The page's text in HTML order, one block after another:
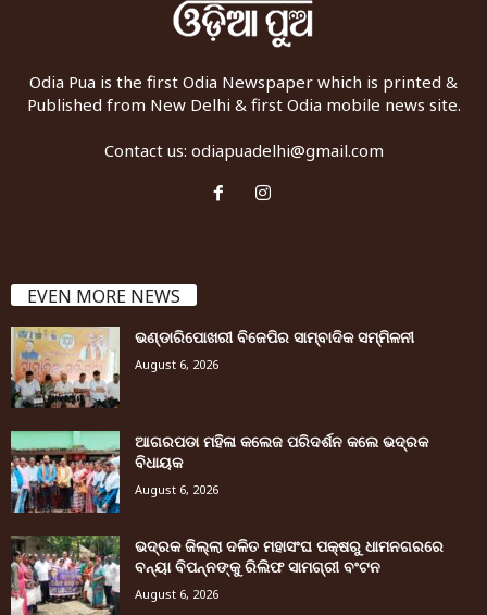
Odia Pua is the first Odia Newspaper which is printed &
Published from New Delhi & first Odia mobile news site.
Contact us: odiapuadelhi@gmail.com
EVEN MORE NEWS
ଭଣ୍ଡାରିପୋଖରୀ ବିଜେପିର ସାମ୍ବାଦିକ ସମ୍ମିଳନୀ
August 6, 2026
ଆଗରପଡା ମହିଳା କଲେଜ ପରିଦର୍ଶନ କଲେ ଭଦ୍ରକ
ବିଧାୟକ
August 6, 2026
ଭଦ୍ରକ ଜିଲ୍ଲା ଦଳିତ ମହାସଂଘ ପକ୍ଷରୁ ଧାମନଗରରେ
ବନ୍ୟା ବିପନ୍ନଙ୍କୁ ରିଲିଫ ସାମଗ୍ରୀ ବଂଟନ
August 6, 2026